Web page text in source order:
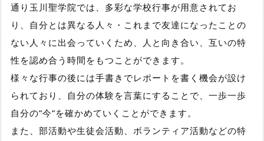
通り玉川聖学院では、多彩な学校行事が用意されてお
り、自分とは異なる人々・これまで友達になったことの
ない人々に出会っていくため、人と向き合い、互いの特
性を認め合う時間をもつことができます。
様々な行事の後には手書きでレポートを書く機会が設け
られており、自分の体験を言葉にすることで、一歩一歩
自分の”今”を確かめていくことができます。
また、部活動や生徒会活動、ボランティア活動などの特